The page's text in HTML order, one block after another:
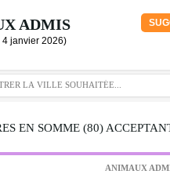
ADMIS
janvier 2026)
EN SOMME (80)
ANIMAUX